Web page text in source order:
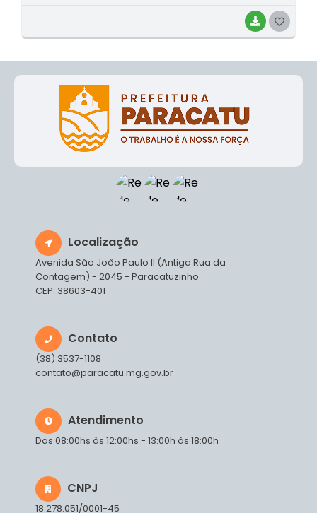
BAIXAR
Localização
Avenida São João Paulo II (Antiga Rua da
Contagem) - 2045 - Paracatuzinho
CEP: 38603-401
Contato
(38) 3537-1108
contato@paracatu.mg.gov.br
Atendimento
Das 08:00hs às 12:00hs - 13:00h às 18:00h
CNPJ
18.278.051/0001-45